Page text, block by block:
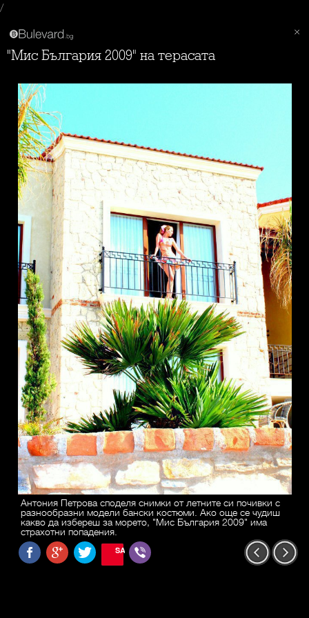
/
"Мис България 2009" на терасата
Антония Петрова споделя снимки от летните си почивки с
разнообразни модели бански костюми. Ако още се чудиш
какво да избереш за морето, "Мис България 2009" има
страхотни попадения.
SAVE